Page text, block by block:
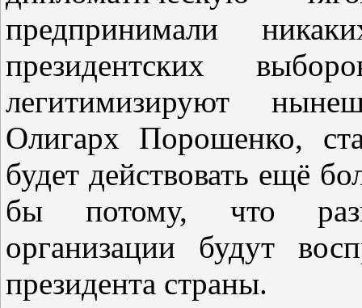
предпринимали
президентских
легитимизируют
Олигарх Порошенко,
будет действовать ещё
бы потому, что
организации будут
президента страны.